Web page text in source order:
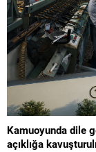
Kamuoyunda dile
açıklığa